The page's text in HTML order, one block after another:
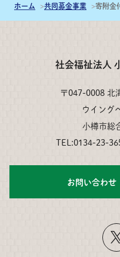
ホーム
共同募金事業 寄附金
社会福祉法人
〒047-0008 北
ウイング
小樽市総
TEL:0134-23-
お問い合わせ